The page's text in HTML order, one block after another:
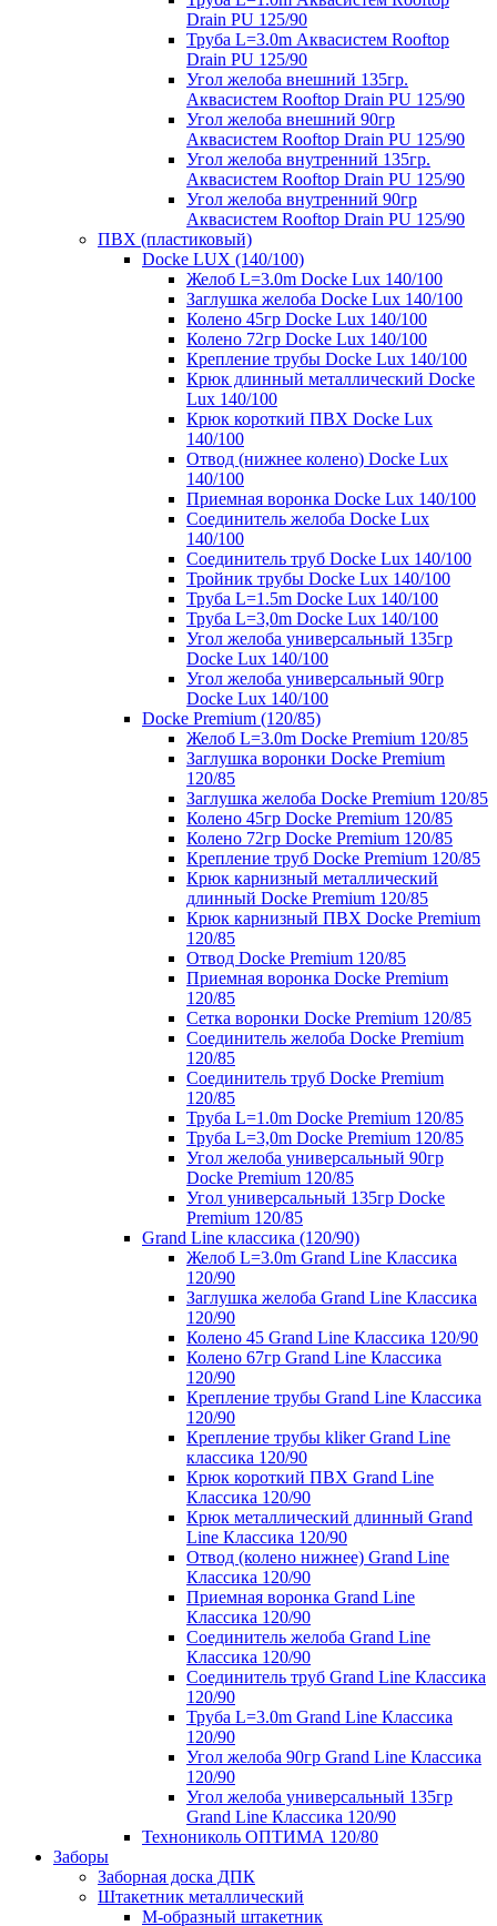
Drain PU 125/90
Труба L=3.0m Аквасистем Rooftop
Drain PU 125/90
Угол желоба внешний 135гр.
Аквасистем Rooftop Drain PU 125/90
Угол желоба внешний 90гр
Аквасистем Rooftop Drain PU 125/90
Угол желоба внутренний 135гр.
Аквасистем Rooftop Drain PU 125/90
Угол желоба внутренний 90гр
Аквасистем Rooftop Drain PU 125/90
ПВХ (пластиковый)
Docke LUX (140/100)
Желоб L=3.0m Docke Lux 140/100
Заглушка желоба Docke Lux 140/100
Колено 45гр Docke Lux 140/100
Колено 72гр Docke Lux 140/100
Крепление трубы Docke Lux 140/100
Крюк длинный металлический Docke
Lux 140/100
Крюк короткий ПВХ Docke Lux
140/100
Отвод (нижнее колено) Docke Lux
140/100
Приемная воронка Docke Lux 140/100
Соединитель желоба Docke Lux
140/100
Соединитель труб Docke Lux 140/100
Тройник трубы Docke Lux 140/100
Труба L=1.5m Docke Lux 140/100
Труба L=3,0m Docke Lux 140/100
Угол желоба универсальный 135гр
Docke Lux 140/100
Угол желоба универсальный 90гр
Docke Lux 140/100
Docke Premium (120/85)
Желоб L=3.0m Docke Premium 120/85
Заглушка воронки Docke Premium
120/85
Заглушка желоба Docke Premium 120/85
Колено 45гр Docke Premium 120/85
Колено 72гр Docke Premium 120/85
Крепление труб Docke Premium 120/85
Крюк карнизный металлический
длинный Docke Premium 120/85
Крюк карнизный ПВХ Docke Premium
120/85
Отвод Docke Premium 120/85
Приемная воронка Docke Premium
120/85
Сетка воронки Docke Premium 120/85
Соединитель желоба Docke Premium
120/85
Соединитель труб Docke Premium
120/85
Труба L=1.0m Docke Premium 120/85
Труба L=3,0m Docke Premium 120/85
Угол желоба универсальный 90гр
Docke Premium 120/85
Угол универсальный 135гр Docke
Premium 120/85
Grand Line классика (120/90)
Желоб L=3.0m Grand Line Классика
120/90
Заглушка желоба Grand Line Классика
120/90
Колено 45 Grand Line Классика 120/90
Колено 67гр Grand Line Классика
120/90
Крепление трубы Grand Line Классика
120/90
Крепление трубы kliker Grand Line
классика 120/90
Крюк короткий ПВХ Grand Line
Классика 120/90
Крюк металлический длинный Grand
Line Классика 120/90
Отвод (колено нижнее) Grand Line
Классика 120/90
Приемная воронка Grand Line
Классика 120/90
Соединитель желоба Grand Line
Классика 120/90
Соединитель труб Grand Line Классика
120/90
Труба L=3.0m Grand Line Классика
120/90
Угол желоба 90гр Grand Line Классика
120/90
Угол желоба универсальный 135гр
Grand Line Классика 120/90
Технониколь ОПТИМА 120/80
Заборы
Заборная доска ДПК
Штакетник металлический
М-образный штакетник